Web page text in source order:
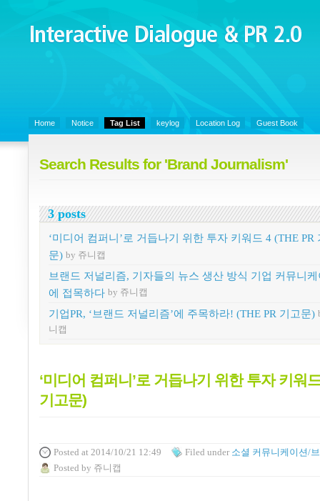
Interactive Dialogue &
PR 2.0
Home Notice Tag List keylog Location Log Guest Book
Search Results for 'Brand Journalism'
3 posts
‘미디어 컴퍼니’로 거듭나기 위한 투자 키워드 4 (THE PR
문) by 쥬니캡
브랜드 저널리즘, 기자들의 뉴스 생산 방식 기업 커뮤니
에 접목하다 by 쥬니캡
기업PR, ‘브랜드 저널리즘’에 주목하라! (THE PR 기고문)
니캡
‘미디어 컴퍼니’로 거듭나기 위한 투자 키워
기고문)
Posted at 2014/10/21 12:49 Filed under 소셜 커뮤니케이션/
Posted by 쥬니캡